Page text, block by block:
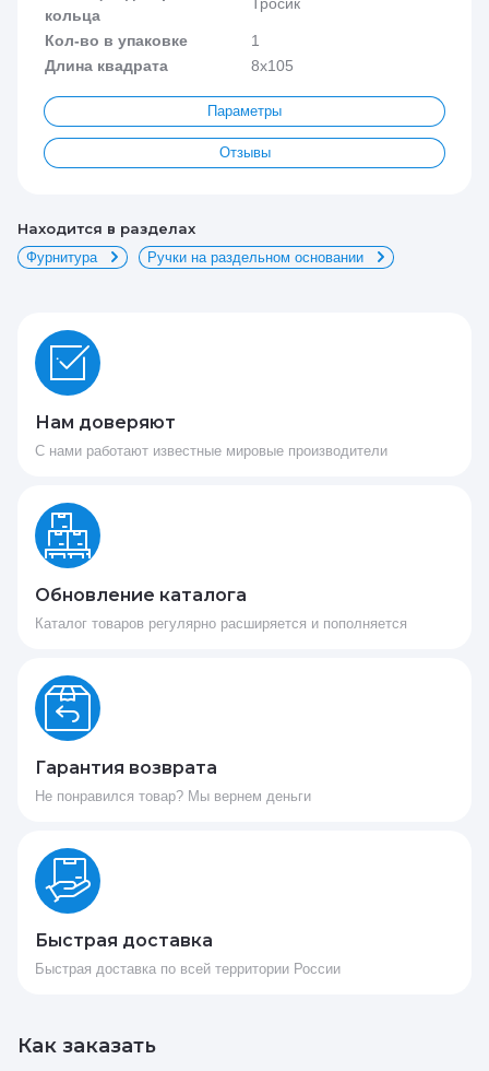
кольца
Кол-во в упаковке
1
Длина квадрата
8x105
Параметры
Отзывы
Находится в разделах
Фурнитура Ручки на раздельном основании
Нам доверяют
С нами работают известные мировые производители
Обновление каталога
Каталог товаров регулярно расширяется и пополняется
Гарантия возврата
Не понравился товар? Мы вернем деньги
Быстрая доставка
Быстрая доставка по всей территории России
Как заказать